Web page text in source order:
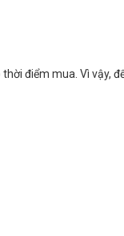
điểm mua. Vì vậy,